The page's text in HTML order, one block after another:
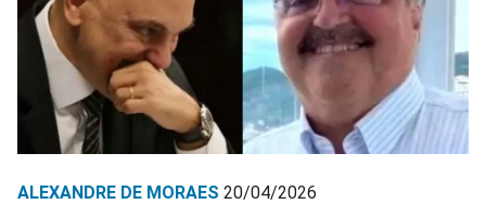
ALEXANDRE DE MORAES 20/04/2026